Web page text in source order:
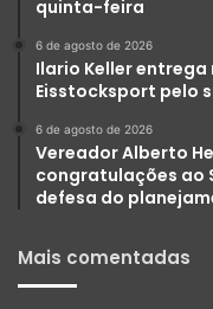
quinta-feira
6 de agosto de 2026
Ilario Keller
Eisstocksport pelo
6 de agosto de 2026
Vereador Alberto
congratulações ao
defesa do
Mais comentadas